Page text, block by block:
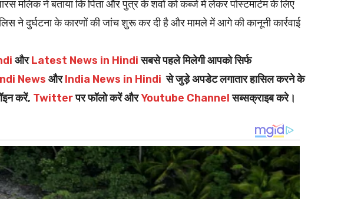
मलिक ने बताया कि पिता और पुत्र के शवों को कब्जे में लेकर पोस्टमार्टम के लिए
ने दुर्घटना के कारणों की जांच शुरू कर दी है और मामले में आगे की कानूनी कार्रवाई
औरLatest News in Hindiसबसे पहले मिलेगी आपको सिर्फ
News औरIndia News in Hindi से जुड़े अपडेट लगातार हासिल करने के
करें, Twitterपर फॉलो करें औरYoutube Channelसब्सक्राइब करे।